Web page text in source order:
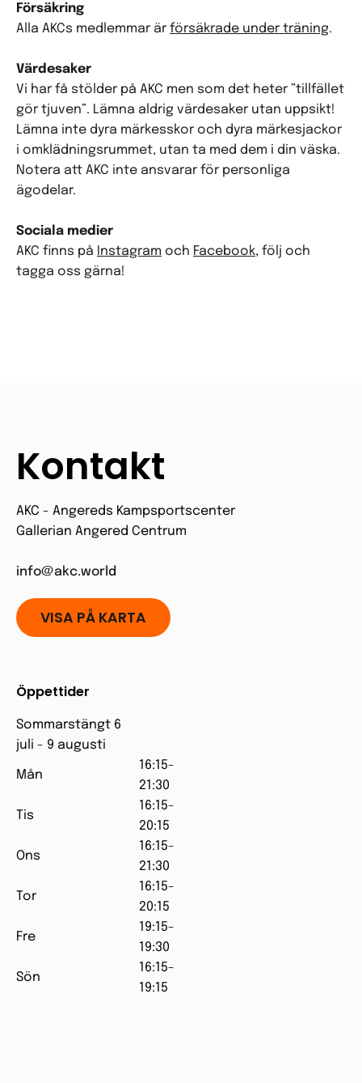
Försäkring
Alla AKCs medlemmar är försäkrade under träning.
Värdesaker
Vi har få stölder på AKC men som det heter ”tillfället
gör tjuven”. Lämna aldrig värdesaker utan uppsikt!
Lämna inte dyra märkesskor och dyra märkesjackor
i omklädningsrummet, utan ta med dem i din väska.
Notera att AKC inte ansvarar för personliga
ägodelar.
Sociala medier
AKC finns på Instagram och Facebook, följ och
tagga oss gärna!
Kontakt
AKC - Angereds Kampsportscenter
Gallerian Angered Centrum
info@akc.world
VISA PÅ KARTA
Öppettider
Sommarstängt 6
juli - 9 augusti
Mån
16:15-
21:30
Tis
16:15-
20:15
Ons
16:15-
21:30
Tor
16:15-
20:15
Fre
19:15-
19:30
Sön
16:15-
19:15